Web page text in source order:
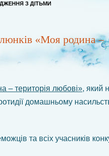
З ДІТЬМИ
«Моя родина –
– територія любові», який
домашньому
та всіх учасників